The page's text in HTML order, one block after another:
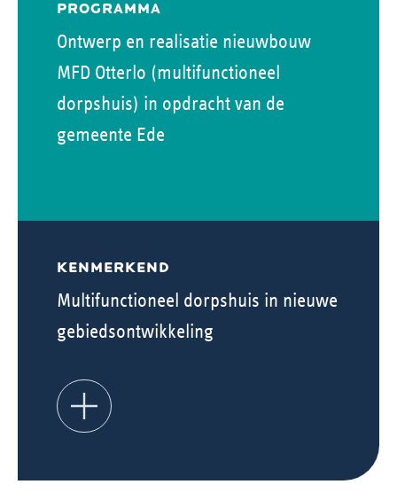
PROGRAMMA
Ontwerp en realisatie nieuwbouw
MFD Otterlo (multifunctioneel
dorpshuis) in opdracht van de
gemeente Ede
KENMERKEND
Multifunctioneel dorpshuis in nieuwe
gebiedsontwikkeling